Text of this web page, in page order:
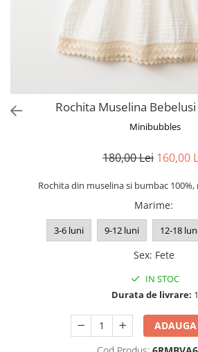
Rochita Muselina
Minibubbles
180,00 Lei 160,00
Rochita din muselina si bumbac
Marime:
3-6 luni 9-12 luni 12-18
Sex: Fete
IN STOC
Durata de livrare: 1